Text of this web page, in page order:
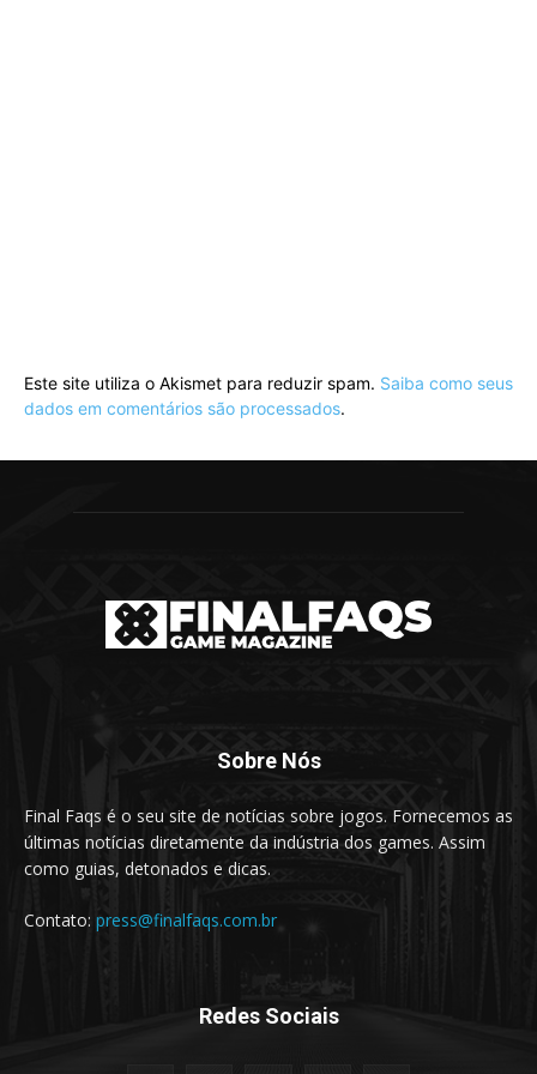
Este site utiliza o Akismet para reduzir spam. Saiba como seus
dados em comentários são processados.
Sobre Nós
Final Faqs é o seu site de notícias sobre jogos. Fornecemos as
últimas notícias diretamente da indústria dos games. Assim
como guias, detonados e dicas.
Contato: press@finalfaqs.com.br
Redes Sociais